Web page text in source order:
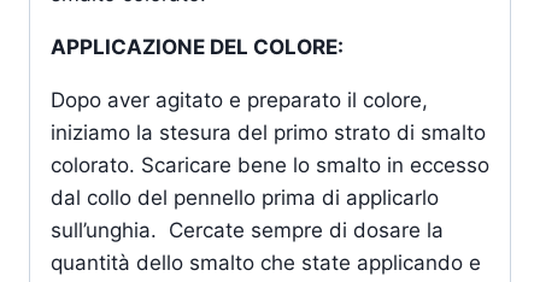
APPLICAZIONE DEL COLORE:
Dopo aver agitato e preparato il colore,
iniziamo la stesura del primo strato di smalto
colorato. Scaricare bene lo smalto in eccesso
dal collo del pennello prima di applicarlo
sull’unghia. Cercate sempre di dosare la
quantità dello smalto che state applicando e